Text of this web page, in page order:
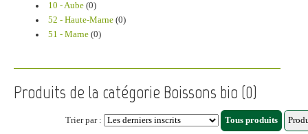
10 - Aube(0)
52 - Haute-Marne(0)
51 - Marne(0)
Produits de la catégorie Boissons bio (0)
Trier par :